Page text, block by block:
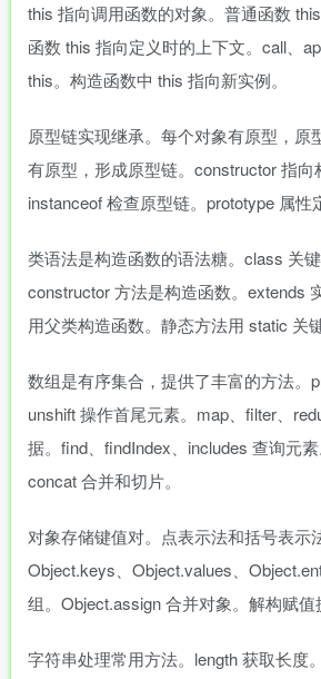
this 指向调用函数的对象。普通函数
函数 this 指向定义时的上下文。call、
this。构造函数中 this 指向新实例。
原型链实现继承。每个对象有原型，原
有原型，形成原型链。constructor 指向
instanceof 检查原型链。prototype 属性
类语法是构造函数的语法糖。class 关键
constructor 方法是构造函数。extends
用父类构造函数。静态方法用 static 关键
数组是有序集合，提供了丰富的方法。
unshift 操作首尾元素。map、filter、
据。find、findIndex、includes 查询元素
concat 合并和切片。
对象存储键值对。点表示法和括号表示
Object.keys、Object.values、
组。Object.assign 合并对象。解构赋值
字符串处理常用方法。length 获取长度